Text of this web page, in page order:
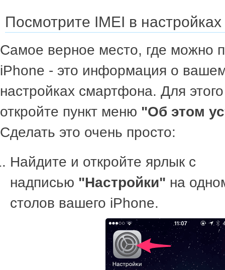
Посмотрите IMEI в
Самое верное место, где можно
iPhone - это информация о
настройках смартфона. Для
откройте пункт меню "Об этом
Сделать это очень просто:
Найдите и откройте ярлык с
надписью "Настройки" на
столов вашего iPhone.